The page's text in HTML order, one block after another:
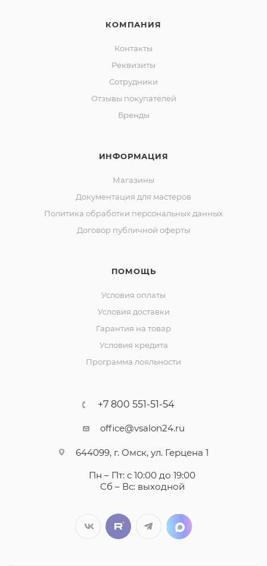
КОМПАНИЯ
Контакты
Реквизиты
Сотрудники
Отзывы покупателей
Бренды
ИНФОРМАЦИЯ
Магазины
Документация для мастеров
Политика обработки персональных данных
Договор публичной оферты
ПОМОЩЬ
Условия оплаты
Условия доставки
Гарантия на товар
Условия кредита
Программа лояльности
+7 800 551-51-54
office@vsalon24.ru
644099, г. Омск, ул. Герцена 1
Пн – Пт: с 10:00 до 19:00
Сб – Вс: выходной